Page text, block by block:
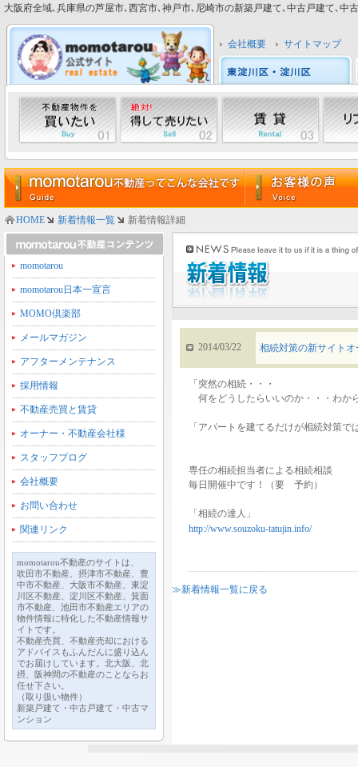
大阪府全域､兵庫県の芦屋市､西宮市､神戸市､尼崎市の新築戸建て､中古戸建て､中
会社概要 サイトマップ
HOME 新着情報一覧 新着情報詳細
momotarou
momotarou日本一宣言
MOMO倶楽部
メールマガジン
アフターメンテナンス
採用情報
不動産売買と賃貸
オーナー・不動産会社様
スタッフブログ
会社概要
お問い合わせ
関連リンク
momotarou不動産のサイトは、
吹田市不動産、摂津市不動産、豊
中市不動産、大阪市不動産、東淀
川区不動産、淀川区不動産、箕面
市不動産、池田市不動産エリアの
物件情報に特化した不動産情報サ
イトです。
不動産売買、不動産売却における
アドバイスもふんだんに盛り込ん
でお届けしています。北大阪、北
摂、阪神間の不動産のことならお
任せ下さい。
（取り扱い物件）
新築戸建て・中古戸建て・中古マ
ンション
2014/03/22 相続対策の新サイト
「突然の相続・・・
何をどうしたらいいのか・・・わか
「アパートを建てるだけが相続対策で
専任の相続担当者による相続相談
毎日開催中です！（要 予約）
「相続の達人」
http://www.souzoku-tatujin.info/
≫新着情報一覧に戻る